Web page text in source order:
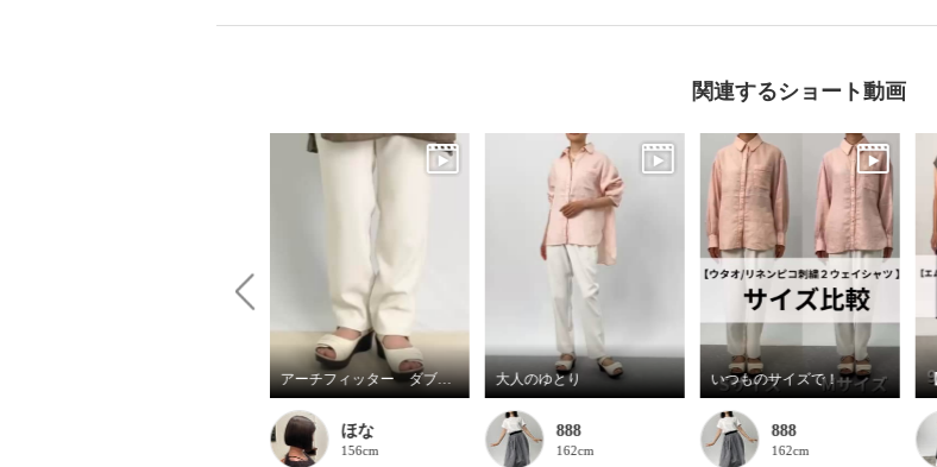
関連するショート動画
アーチフィッター ダブルベルトミュール１３０☆
ほな
156cm
大人のゆとり
888
162cm
いつものサイズで！
888
162cm